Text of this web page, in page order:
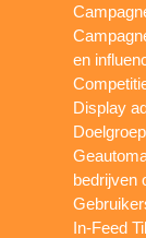
en
Display
bedrijven
In-Feed